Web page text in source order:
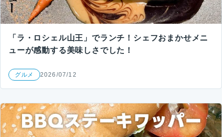
「ラ・ロシェル山王」でランチ！シェフおまかせメニ
ューが感動する美味しさでした！
グルメ 2026/07/12